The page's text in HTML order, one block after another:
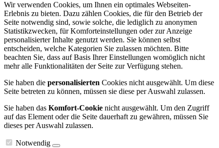
Wir verwenden Cookies, um Ihnen ein optimales Webseiten-
Erlebnis zu bieten. Dazu zählen Cookies, die für den Betrieb der
Seite notwendig sind, sowie solche, die lediglich zu anonymen
Statistikzwecken, für Komforteinstellungen oder zur Anzeige
personalisierter Inhalte genutzt werden. Sie können selbst
entscheiden, welche Kategorien Sie zulassen möchten. Bitte
beachten Sie, dass auf Basis Ihrer Einstellungen womöglich nicht
mehr alle Funktionalitäten der Seite zur Verfügung stehen.
Sie haben die personalisierten Cookies nicht ausgewählt. Um diese
Seite betreten zu können, müssen sie diese per Auswahl zulassen.
Sie haben das Komfort-Cookie nicht ausgewählt. Um den Zugriff
auf das Element oder die Seite dauerhaft zu gewähren, müssen Sie
dieses per Auswahl zulassen.
Notwendig